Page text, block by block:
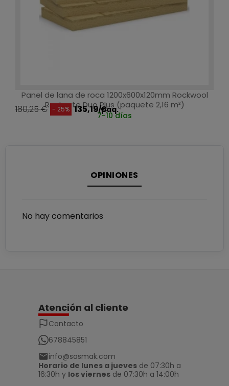
Panel de lana de roca 1200x600x120mm Rockwool
Rocksate Duo Plus (paquete 2,16 m²)
180,25 € - 25% 135,19 €/paq.
7-10 días
OPINIONES
No hay comentarios
Atención al cliente
Contacto
678845851
info@sasmak.com
Horario de lunes a jueves de 07:30h a
16:30h y los viernes de 07:30h a 14:00h